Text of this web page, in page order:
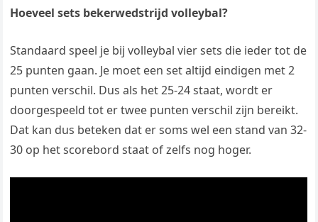
Hoeveel sets bekerwedstrijd volleybal?
Standaard speel je bij volleybal vier sets die ieder tot de
25 punten gaan. Je moet een set altijd eindigen met 2
punten verschil. Dus als het 25-24 staat, wordt er
doorgespeeld tot er twee punten verschil zijn bereikt.
Dat kan dus beteken dat er soms wel een stand van 32-
30 op het scorebord staat of zelfs nog hoger.